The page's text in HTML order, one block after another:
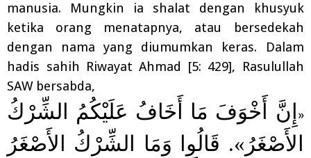
manusia. Mungkin ia shalat dengan khusyuk
ketika orang menatapnya, atau bersedekah
dengan nama yang diumumkan keras. Dalam
hadis sahih Riwayat Ahmad [5: 429], Rasulullah
SAW bersabda,
« إِنَّ أَخْوَفَ مَا أَخَافُ عَلَيْكُمُ الشِّرْكُ
الأَصْغَرُ». قَالُوا وَمَا الشِّرْكُ الأَصْغَرُ